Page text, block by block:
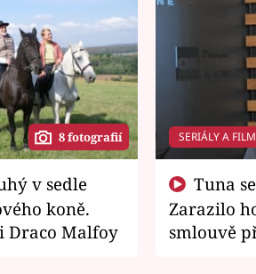
8 fotografií
koně.
Draco Malfoy
SERIÁLY A
Zarazilo
smlouvě